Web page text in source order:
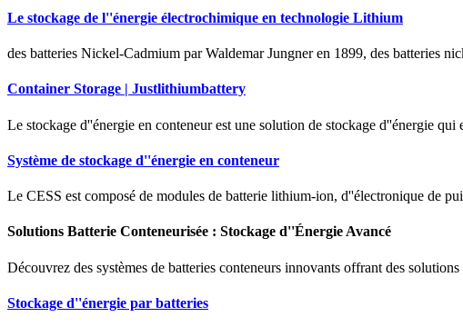
Le stockage de l''énergie électrochimique en technologie Lithium
des batteries Nickel-Cadmium par Waldemar Jungner en 1899, des batteries
Container Storage | Justlithiumbattery
Le stockage d''énergie en conteneur est une solution de stockage d''énergie
Système de stockage d''énergie en conteneur
Le CESS est composé de modules de batterie lithium-ion, d''électronique de
Solutions Batterie Conteneurisée : Stockage d''Énergie Avancé
Découvrez des systèmes de batteries conteneurs innovants offrant des
Stockage d''énergie par batteries